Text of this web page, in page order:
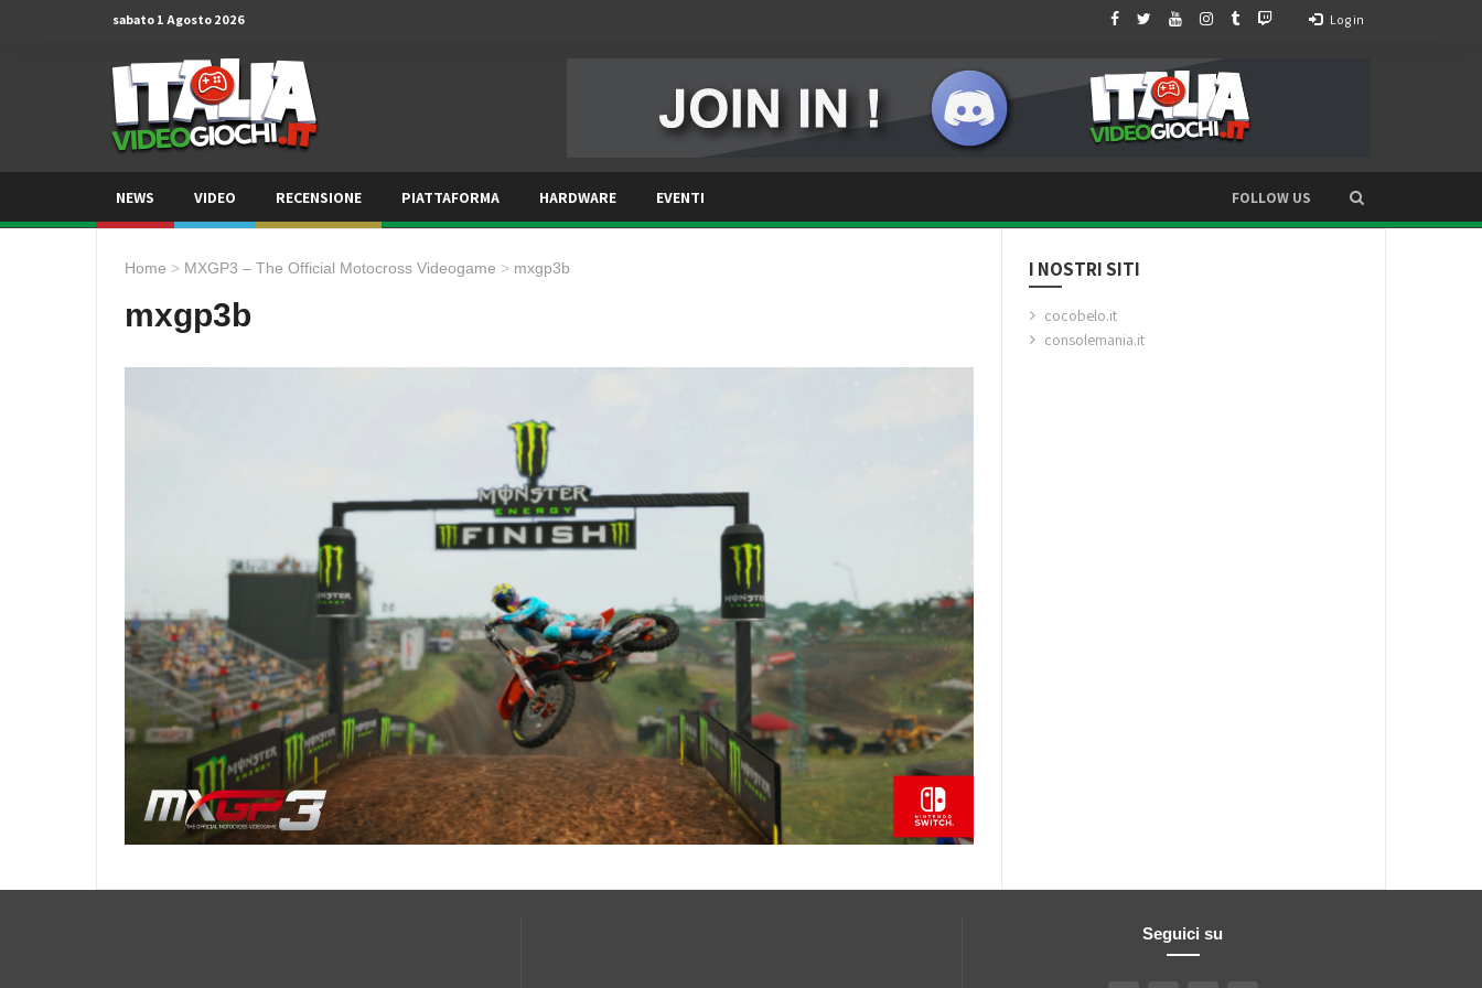
sabato 1 Agosto 2026 Log in
NEWS VIDEO RECENSIONE PIATTAFORMA HARDWARE EVENTI FOLLOW US
Home > MXGP3 – The Official Motocross Videogame > mxgp3b
mxgp3b
I NOSTRI SITI
cocobelo.it
consolemania.it
Seguici su